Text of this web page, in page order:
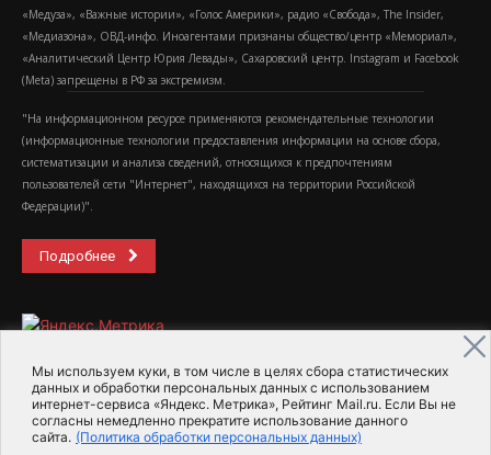
Мы используем куки, в том числе в целях сбора статистических
данных и обработки персональных данных с использованием
интернет-сервиса «Яндекс. Метрика», Рейтинг Mail.ru. Если Вы не
согласны немедленно прекратите использование данного
сайта. (Политика обработки персональных данных)
«Медуза», «Важные истории», «Голос Америки», радио «Свобода», The Insider,
«Медиазона», ОВД-инфо. Иноагентами признаны общество/центр «Мемориал»,
«Аналитический Центр Юрия Левады», Сахаровский центр. Instagram и Facebook
(Metа) запрещены в РФ за экстремизм.
"На информационном ресурсе применяются рекомендательные технологии
(информационные технологии предоставления информации на основе сбора,
систематизации и анализа сведений, относящихся к предпочтениям
пользователей сети "Интернет", находящихся на территории Российской
Федерации)".
Подробнее
2015-2026- Информационное агентство МедиаПоток